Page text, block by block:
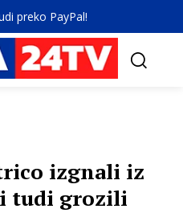
preko PayPal!
izgnali iz
tudi grozili